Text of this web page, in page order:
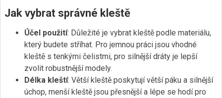
Jak vybrat správné kleště
Účel použití: Důležité je vybrat kleště podle materiálu,
který budete stříhat. Pro jemnou práci jsou vhodné
kleště s tenkými čelistmi, pro silnější dráty je lepší
zvolit robustnější modely.
Délka kleští: Větší kleště poskytují větší páku a silnější
úchop, menší kleště jsou přesnější a lépe se hodí pro